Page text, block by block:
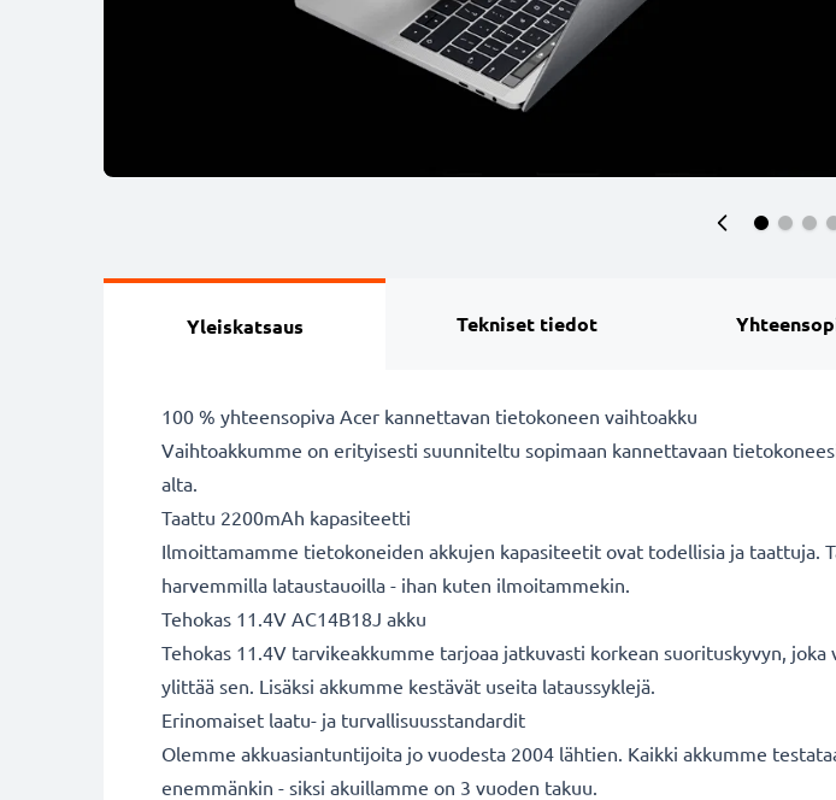
Yleiskatsaus Tekniset tiedot
100 % yhteensopiva Acer kannettavan tietokoneen vaihtoakku
Vaihtoakkumme on erityisesti suunniteltu sopimaan kannettavaan
alta.
Taattu 2200mAh kapasiteetti
Ilmoittamamme tietokoneiden akkujen kapasiteetit ovat todellisia ja taattuja.
harvemmilla lataustauoilla - ihan kuten ilmoitammekin.
Tehokas 11.4V AC14B18J akku
Tehokas 11.4V tarvikeakkumme tarjoaa jatkuvasti korkean suorituskyvyn,
ylittää sen. Lisäksi akkumme kestävät useita lataussyklejä.
Erinomaiset laatu- ja turvallisuusstandardit
Olemme akkuasiantuntijoita jo vuodesta 2004 lähtien. Kaikki akkumme
enemmänkin - siksi akuillamme on 3 vuoden takuu.